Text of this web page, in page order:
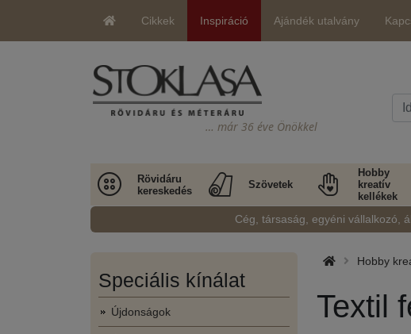
Cikkek Inspiráció Ajándék utalvány
… már 36 éve Önökkel
Rövidáru
kereskedés
Szövetek
Hobby
kreatív
kellékek
Cég, társaság, egyéni vállalkozó,
Speciális kínálat
Újdonságok
Hobby
Textil